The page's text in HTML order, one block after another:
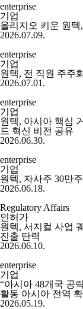
enterprise
기업
올리지오 키운 원
2026.07.09.
enterprise
기업
원텍, 전 직원 주주
2026.07.01.
enterprise
기업
원텍, 아시아 핵심
드 혁신 비전 공유
2026.06.30.
enterprise
기업
원텍, 자사주 30만
2026.06.18.
Regulatory Affairs
인허가
원텍, 서지컬 사업
진출 탄력
2026.06.10.
enterprise
기업
“아시아 48개국 공
활동 아시아 전역
2026.05.19.